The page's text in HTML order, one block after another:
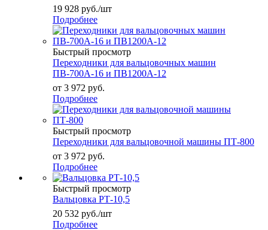
19 928 руб./шт
Подробнее
Быстрый просмотр
Переходники для вальцовочных машин
ПВ-700А-16 и ПВ1200А-12
от 3 972 руб.
Подробнее
Быстрый просмотр
Переходники для вальцовочной машины ПТ-800
от 3 972 руб.
Подробнее
Быстрый просмотр
Вальцовка РТ-10,5
20 532 руб./шт
Подробнее